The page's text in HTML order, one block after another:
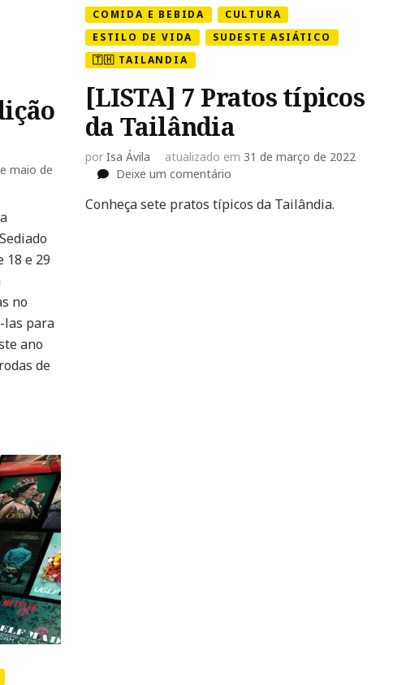
maio de
18 e 29
no
las para
ano
de
COMIDA E BEBIDA
CULTURA
ESTILO DE VIDA
SUDESTE ASIÁTICO
🇹🇭 TAILANDIA
[LISTA] 7 Pratos típicos
da Tailândia
por Isa Ávila atualizado em 31 de março de 2022
Deixe um comentárioem
7
Conheça sete pratos típicos da Tailândia.